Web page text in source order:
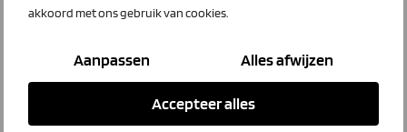
akkoord met ons gebruik van cookies.
Aanpassen Alles afwijzen
Accepteer alles